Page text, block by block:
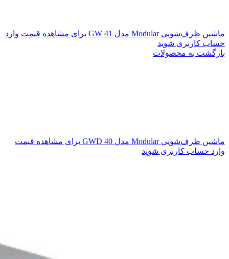
ماشین ظرف‌شویی Modular مدل GW 41
برای مشاهده قیمت وارد
حساب کاربری شوید
بازگشت به محصولات
ماشین ظرف‌شویی Modular مدل GWD 40
برای مشاهده قیمت
وارد حساب کاربری شوید